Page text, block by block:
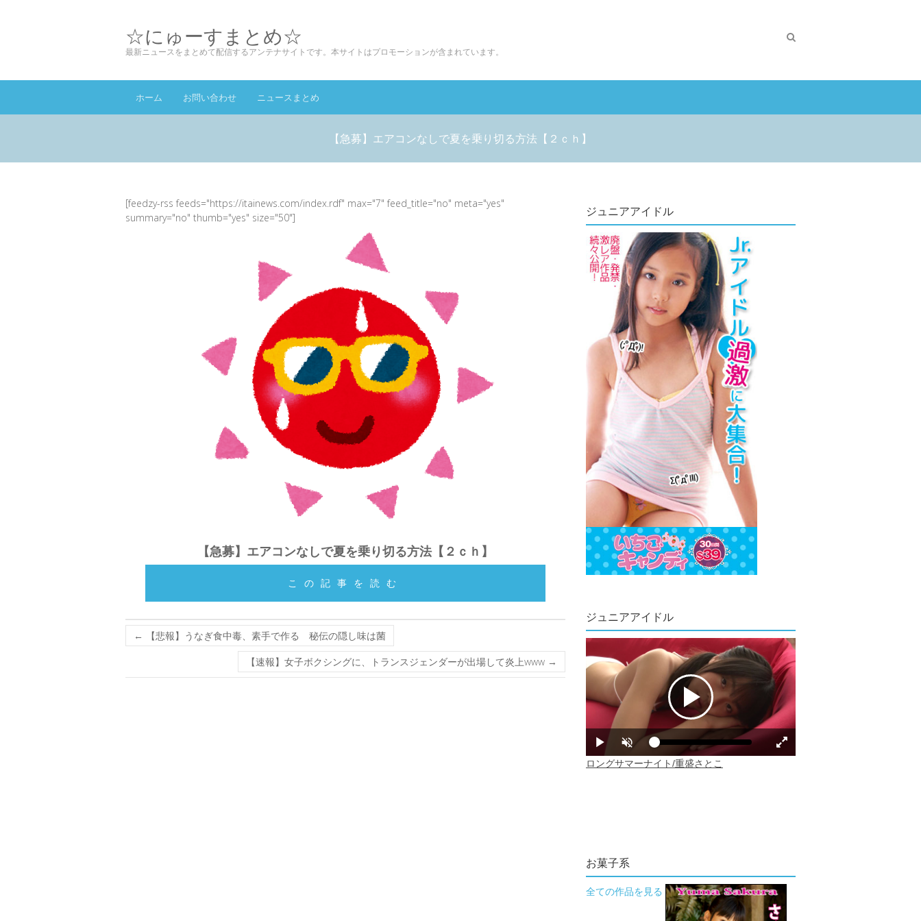
☆にゅーすまとめ☆
最新ニュースをまとめて配信するアンテナサイトです。本サイトはプロモーションが含まれています。
ホーム お問い合わせ ニュースまとめ
【急募】エアコンなしで夏を乗り切る方法【２ｃｈ】
[feedzy-rss feeds="https://itainews.com/index.rdf" max="7" feed_title="no" meta="yes"
summary="no" thumb="yes" size="50"]
【急募】エアコンなしで夏を乗り切る方法【２ｃｈ】
この記事を読む
←
【悲報】うなぎ食中毒、素手で作る 秘伝の隠し味は菌
【速報】女子ボクシングに、トランスジェンダーが出場して炎上www →
ジュニアアイドル
ジュニアアイドル
お菓子系
全ての作品を見る